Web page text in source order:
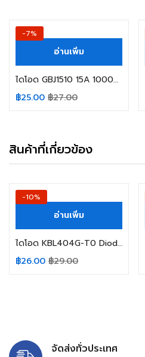
-7%
อ่านเพิ่ม
ไดโอด GBJ1510 15A 1000V SEP Diode Bridge Rectifier
฿25.00 ฿27.00
สินค้าที่เกี่ยวข้อง
-10%
อ่านเพิ่ม
ไดโอด KBL404G-T0 Diode Bridge Rectifier 400V/4A
฿26.00 ฿29.00
จัดส่งทั่วประเทศ